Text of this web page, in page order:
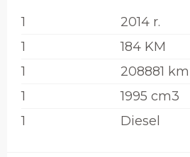
1
2014 r.
1
184 KM
1
208881 km
1
1995 cm3
1
Diesel